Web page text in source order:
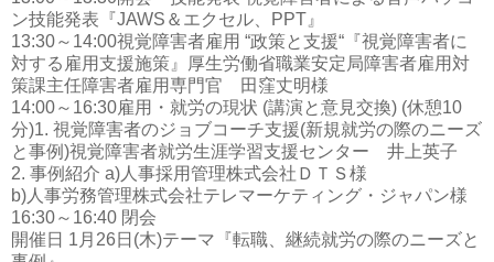
ン技能発表『JAWS＆エクセル、PPT』
13:30～14:00視覚障害者雇用 “政策と支援“『視覚障害者に
対する雇用支援施策』厚生労働省職業安定局障害者雇用対
策課主任障害者雇用専門官 田窪丈明様
14:00～16:30雇用・就労の現状 (講演と意見交換) (休憩10
分)1. 視覚障害者のジョブコーチ支援(新規就労の際のニーズ
と事例)視覚障害者就労生涯学習支援センター 井上英子
2. 事例紹介 a)人事採用管理株式会社ＤＴＳ様
b)人事労務管理株式会社テレマーケティング・ジャパン様
16:30～16:40 閉会
開催日 1月26日(木)テーマ『転職、継続就労の際のニーズと